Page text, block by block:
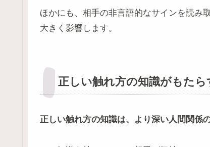
ほかにも、相手の非言語的なサインを読み
大きく影響します。
正しい触れ方の知識がもたら
正しい触れ方の知識は、より深い人間関係